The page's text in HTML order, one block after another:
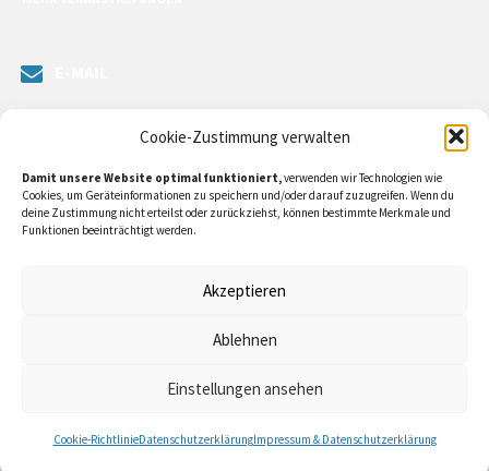
Cookie-Zustimmung verwalten
Damit unsere Website optimal funktioniert,verwenden wir Technologien wie
Cookies, um Geräteinformationen zu speichern und/oder darauf zuzugreifen. Wenn du
deine Zustimmung nicht erteilst oder zurückziehst, können bestimmte Merkmale und
Funktionen beeinträchtigt werden.
Akzeptieren
Ablehnen
Einstellungen ansehen
Cookie-RichtlinieDatenschutzerklärungImpressum & Datenschutzerklärung
kontaktieren oder direkt an unsere Bürgermeister/in schreiben.
Klicken Siehier…